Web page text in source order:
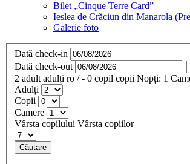
Bilet „Cinque Terre Card”
Ieslea de Crăciun din Manarola
Galerie foto
Dată check-in
Dată check-out
2 adult adulți ro / - 0 copil copii Nopți: 1
Adulți
Copii
Camere
Vârsta copilului Vârsta copiilor
Căutare